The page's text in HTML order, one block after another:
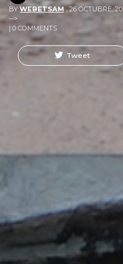
BY WEBETSAM ,26 OCTUBRE,
-->
| 0 COMMENTS
Tweet